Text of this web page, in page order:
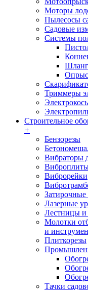
Моторы
Пылесосы
Садовые
Системы
Триммеры
Строительное
+
Бензорезы
Вибраторы
Виброрейки
Лазерные
Лестницы и
Молотки
и
Плиткорезы
Тачки